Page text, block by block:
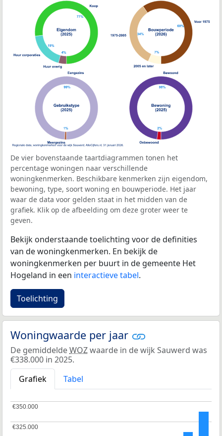
De vier bovenstaande taartdiagrammen tonen het
percentage woningen naar verschillende
woningkenmerken. Beschikbare kenmerken zijn eigendom,
bewoning, type, soort woning en bouwperiode. Het jaar
waar de data voor gelden staat in het midden van de
grafiek. Klik op de afbeelding om deze groter weer te
geven.
Bekijk onderstaande toelichting voor de definities
van de woningkenmerken. En bekijk de
woningkenmerken per buurt in de gemeente Het
Hogeland in een interactieve tabel.
Toelichting
Woningwaarde per jaar
De gemiddeldeWOZwaarde in de wijk Sauwerd was
€338.000 in 2025.
Grafiek
Tabel
€325.000
€325.000
€350.000
€350.000